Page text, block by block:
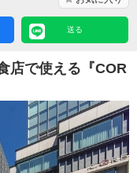
送る
店で使える『COR